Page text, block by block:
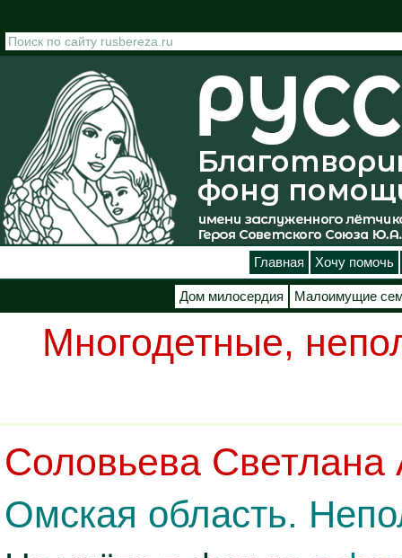
Главная Хочу помочь
Дом милосердия Малоимущие
Многодетные,
Соловьева Светлана
Омская область.